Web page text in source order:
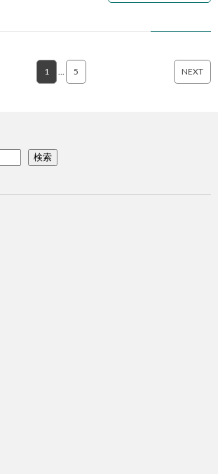
1 … 5 NEXT
検索